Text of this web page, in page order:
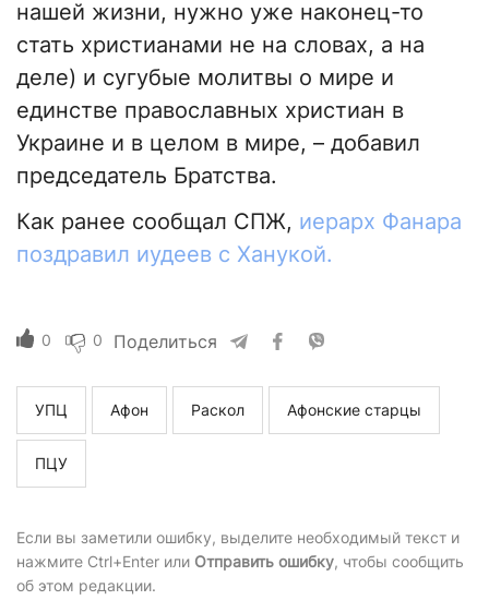
нашей жизни, нужно уже наконец-то
стать христианами не на словах, а на
деле) и сугубые молитвы о мире и
единстве православных христиан в
Украине и в целом в мире, – добавил
председатель Братства.
Как ранее сообщал СПЖ, иерарх Фанара
поздравил иудеев с Ханукой.
0 0 Поделиться
УПЦ Афон Раскол Афонские старцы
ПЦУ
Если вы заметили ошибку, выделите необходимый текст и
нажмите Ctrl+Enter или Отправить ошибку, чтобы сообщить
об этом редакции.